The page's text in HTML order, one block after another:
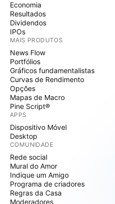
Economia
Resultados
Dividendos
IPOs
MAIS PRODUTOS
News Flow
Portfólios
Gráficos fundamentalistas
Curvas de Rendimento
Opções
Mapas de Macro
Pine Script®
APPS
Dispositivo Móvel
Desktop
COMUNIDADE
Rede social
Mural do Amor
Indique um Amigo
Programa de criadores
Regras da Casa
Moderadores